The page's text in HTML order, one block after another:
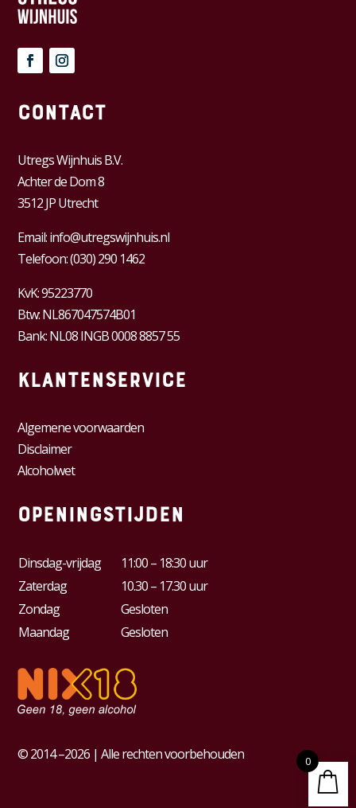
Contact
Utregs Wijnhuis B.V.
Achter de Dom 8
3512 JP Utrecht
Email:info@utregswijnhuis.nl
Telefoon:(030) 290 1462
KvK:95223770
Btw:NL867047574B01
Bank: NL08 INGB 0008 8857 55
Klantenservice
Algemene voorwaarden
Disclaimer
Alcoholwet
Openingstijden
Dinsdag-vrijdag
11:00 – 18:30 uur
Zaterdag
10.30 – 17.30 uur
Zondag
Gesloten
Maandag
Gesloten
© 2014 –2026 | Alle rechten voorbehouden 0